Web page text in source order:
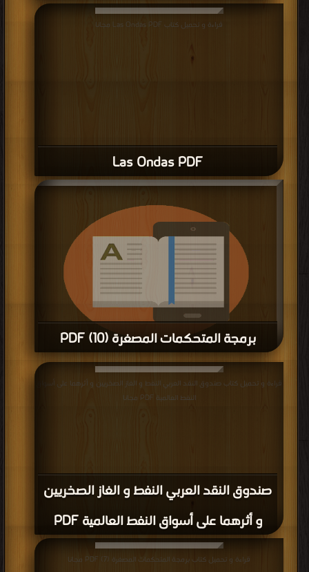
Las Ondas PDF
قراءة و تحميل كتاب Las Ondas PDF مجانا
برمجة المتحكمات المصغرة (10) PDF
قراءة و تحميل كتاب برمجة المتحكمات المصغرة (10) PDF مجانا
صندوق النقد العربي النفط و الغاز الصخريين
و أثرهما على أسواق النفط العالمية PDF
قراءة و تحميل كتاب صندوق النقد العربي النفط و الغاز الصخريين و أثرهما على أسواق
النفط العالمية PDF مجانا
قراءة و تحميل كتاب برمجة المتحكمات المصغرة (7) PDF مجانا